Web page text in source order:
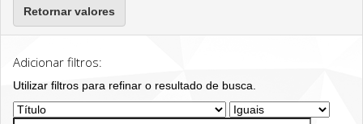
Retornar valores
Adicionar filtros:
Utilizar filtros para refinar o resultado de busca.